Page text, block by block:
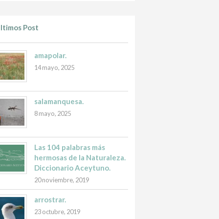
Post
amapolar.
14 mayo, 2025
salamanquesa.
8 mayo, 2025
Las 104 palabras más
hermosas de la Naturaleza.
Diccionario Aceytuno.
20 noviembre, 2019
arrostrar.
23 octubre, 2019